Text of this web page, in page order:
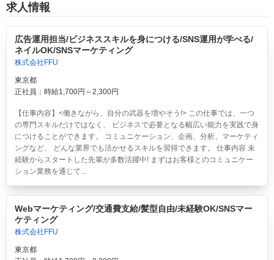
求人情報
広告運用担当/ビジネススキルを身につける/SNS運用が学べる/
ネイルOK/SNSマーケティング
株式会社FFU
東京都
正社員：時給1,700円～2,300円
【仕事内容】<働きながら、自分の武器を増やそう!> この仕事では、一つ
の専門スキルだけではなく、 ビジネスで必要となる幅広い能力を実践で身
につけることができます。 コミュニケーション、企画、分析、マーケティ
ングなど、 どんな業界でも活かせるスキルを習得できます。 仕事内容 未
経験からスタートした先輩が多数活躍中! まずはお客様とのコミュニケー
ション業務を通じて...
Webマーケティング/交通費支給/髪型自由/未経験OK/SNSマー
ケティング
株式会社FFU
東京都